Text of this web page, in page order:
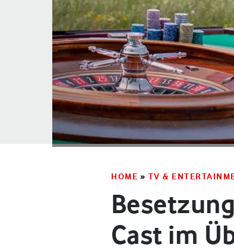
HOME » TV &
Cast im